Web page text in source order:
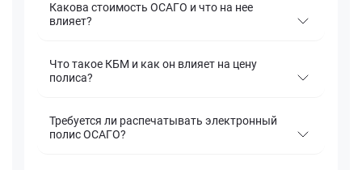
Какова стоимость ОСАГО и что на нее
влияет?
Что такое КБМ и как он влияет на цену
полиса?
Требуется ли распечатывать электронный
полис ОСАГО?